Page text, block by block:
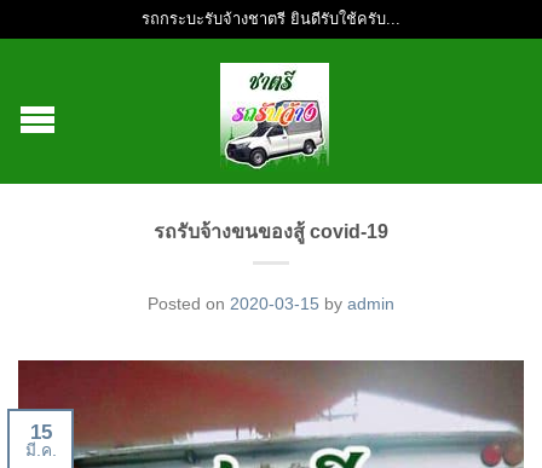
รถกระบะรับจ้างชาตรี ยินดีรับใช้ครับ...
รถรับจ้างขนของสู้ covid-19
Posted on 2020-03-15 by admin
15
มี.ค.